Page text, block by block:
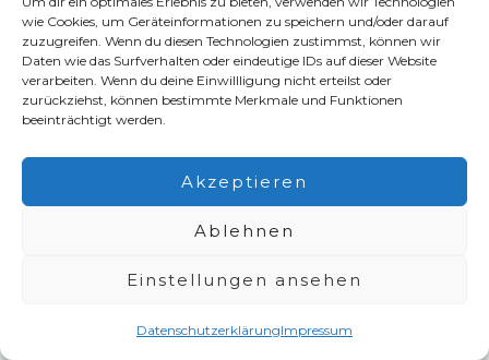
wie Cookies, um Geräteinformationen zu speichern und/oder darauf
zuzugreifen. Wenn du diesen Technologien zustimmst, können wir
Daten wie das Surfverhalten oder eindeutige IDs auf dieser Website
verarbeiten. Wenn du deine Einwillligung nicht erteilst oder
zurückziehst, können bestimmte Merkmale und Funktionen
beeinträchtigt werden.
Akzeptieren
Ablehnen
Einstellungen ansehen
DatenschutzerklärungImpressum